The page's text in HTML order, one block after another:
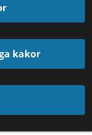
kakor